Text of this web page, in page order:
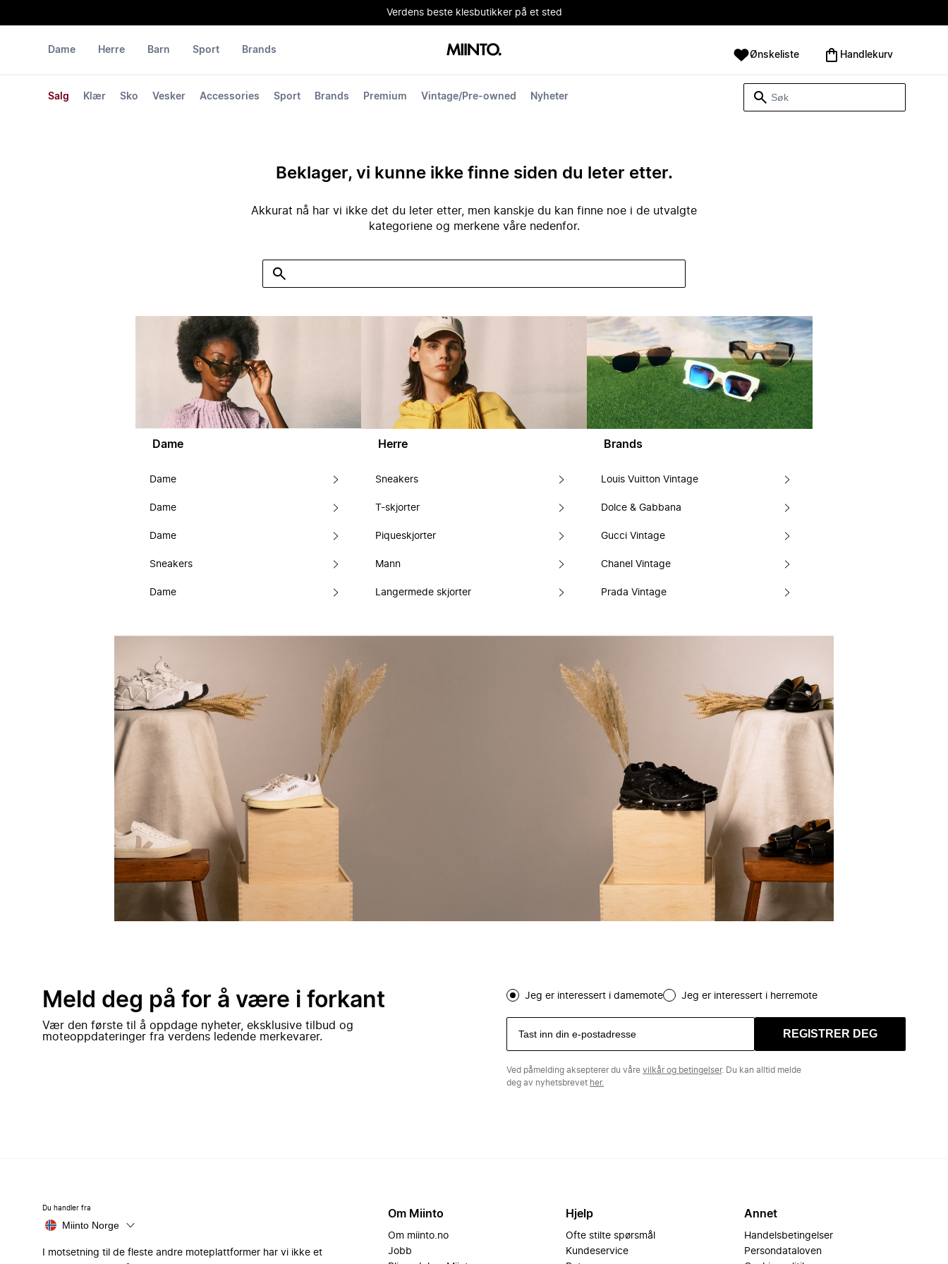
Verdens beste klesbutikker på et sted
Dame
Salg Klær Sko Vesker Accessories Sport Brands Premium Vintage/Pre-owned Nyheter
Herre Barn Sport Brands Ønskeliste Handlekurv
Beklager, vi kunne ikke finne siden du leter etter.
Akkurat nå har vi ikke det du leter etter, men kanskje du kan finne noe i de utvalgte
kategoriene og merkene våre nedenfor.
Dame
Dame
Dame
Dame
Sneakers
Dame
Herre
Sneakers
T-skjorter
Piqueskjorter
Mann
Langermede skjorter
Brands
Louis Vuitton Vintage
Dolce & Gabbana
Gucci Vintage
Chanel Vintage
Prada Vintage
Meld deg på for å være i forkant
Vær den første til å oppdage nyheter, eksklusive tilbud og
moteoppdateringer fra verdens ledende merkevarer.
Jeg er interessert i damemote Jeg er interessert i herremote
REGISTRER DEG
Ved påmelding aksepterer du våre vilkår og betingelser. Du kan alltid melde
deg av nyhetsbrevet her.
Du handler fra
Miinto Norge
I motsetning til de fleste andre moteplattformer har vi ikke et
Om Miinto
Om miinto.no
Jobb
Hjelp
Ofte stilte spørsmål
Kundeservice
Annet
Handelsbetingelser
Persondataloven